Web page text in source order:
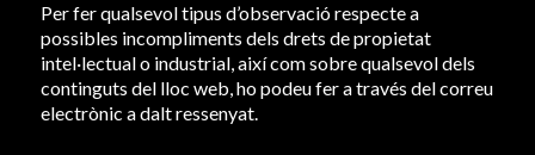
Per fer qualsevol tipus d’observació respecte a
possibles incompliments dels drets de propietat
intel·lectual o industrial, així com sobre qualsevol dels
continguts del lloc web, ho podeu fer a través del correu
electrònic a dalt ressenyat.